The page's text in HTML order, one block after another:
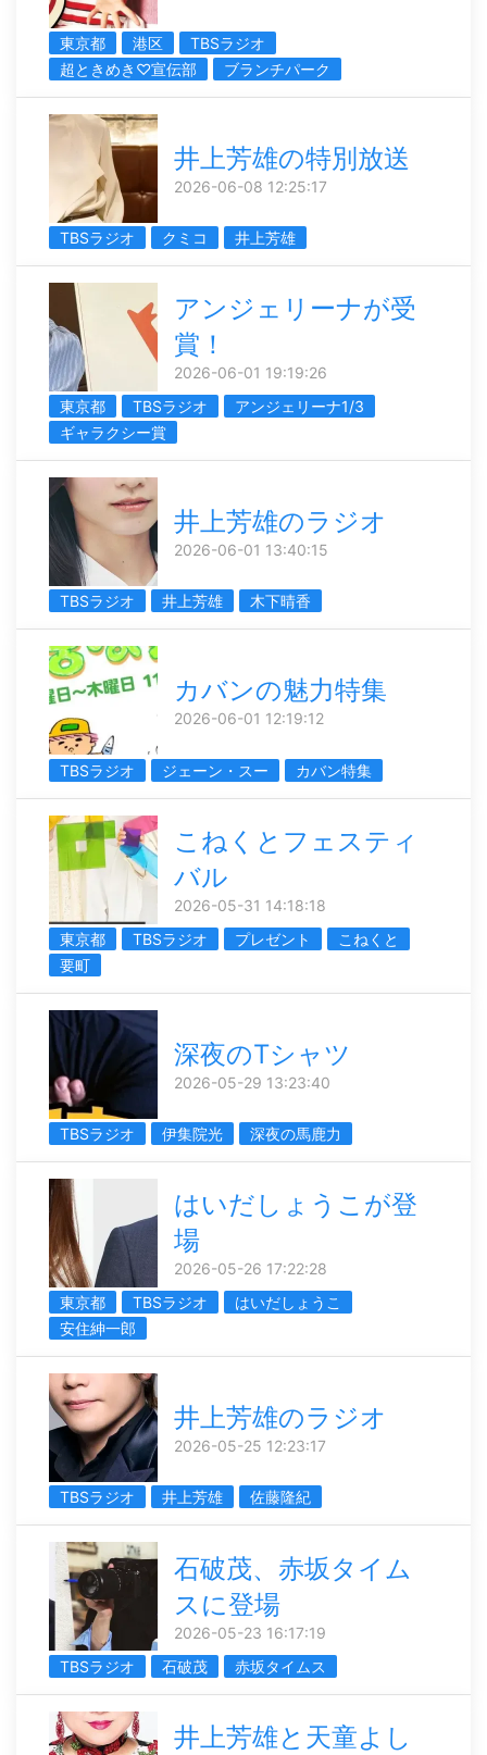
東京都 港区
TBSラジオ
超ときめき♡宣伝部
ブランチパーク
井上芳雄の特別放送
2026-06-08 12:25:17
TBSラジオ クミコ 井上芳雄
アンジェリーナが受
賞！
2026-06-01 19:19:26
東京都
TBSラジオ
アンジェリーナ1/3
ギャラクシー賞
井上芳雄のラジオ
2026-06-01 13:40:15
TBSラジオ 井上芳雄 木下晴香
カバンの魅力特集
2026-06-01 12:19:12
TBSラジオ ジェーン・スー カバン特集
こねくとフェスティ
バル
2026-05-31 14:18:18
東京都
TBSラジオ プレゼント
こねくと
要町
深夜のTシャツ
2026-05-29 13:23:40
TBSラジオ 伊集院光 深夜の馬鹿力
はいだしょうこが登
場
2026-05-26 17:22:28
東京都
TBSラジオ
はいだしょうこ
安住紳一郎
井上芳雄のラジオ
2026-05-25 12:23:17
TBSラジオ 井上芳雄 佐藤隆紀
石破茂、赤坂タイム
スに登場
2026-05-23 16:17:19
TBSラジオ
石破茂 赤坂タイムス
井上芳雄と天童よし